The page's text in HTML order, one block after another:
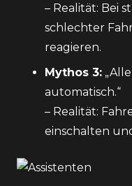
– Realität: Bei
schlechter
reagieren.
Mythos 3:
automatisch.“
– Realität:
einschalten